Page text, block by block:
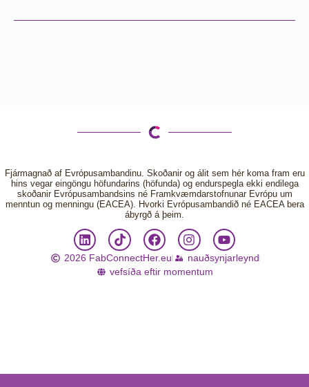
Fjármagnað af Evrópusambandinu. Skoðanir og álit sem hér koma fram eru
hins vegar eingöngu höfundarins (höfunda) og endurspegla ekki endilega
skoðanir Evrópusambandsins né Framkvæmdarstofnunar Evrópu um
menntun og menningu (EACEA). Hvorki Evrópusambandið né EACEA bera
ábyrgð á þeim.
2026 FabConnectHer.eu
nauðsynjarleynd
vefsíða eftir momentum